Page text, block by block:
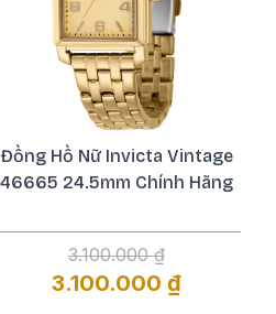
Đồng Hồ Nữ Invicta Vintage
46665 24.5mm Chính Hãng
3.100.000 ₫
3.100.000 ₫